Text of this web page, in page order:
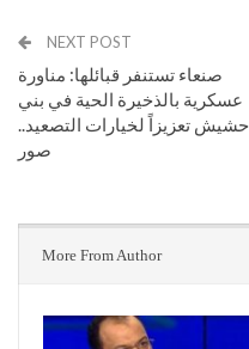
NEXT POST
صنعاء تستنفر قبائلها: مناورة
عسكرية بالذخيرة الحية في بني
حشيش تعزيزاً لخيارات التصعيد..
صور
More From Author